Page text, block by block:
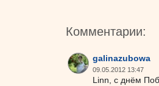
Комментарии:
galinazubowa
09.05.2012 13:47
Linn, с днём